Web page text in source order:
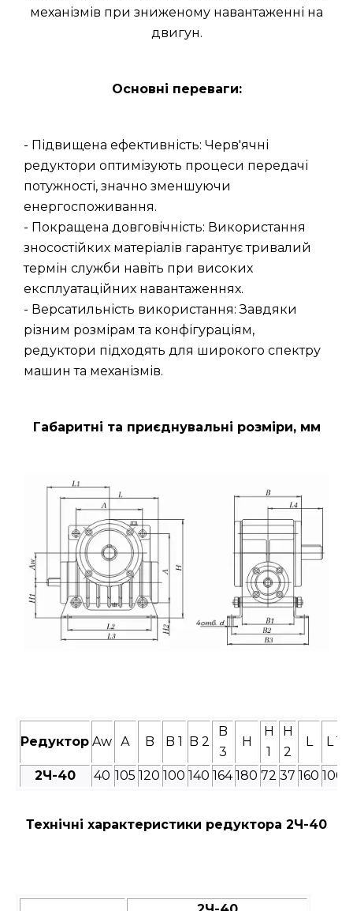
механізмів при зниженому навантаженні на
двигун.
Основні переваги:
- Підвищена ефективність: Черв'ячні
редуктори оптимізують процеси передачі
потужності, значно зменшуючи
енергоспоживання.
- Покращена довговічність: Використання
зносостійких матеріалів гарантує тривалий
термін служби навіть при високих
експлуатаційних навантаженнях.
- Версатильність використання: Завдяки
різним розмірам та конфігураціям,
редуктори підходять для широкого спектру
машин та механізмів.
Габаритні та приєднувальні розміри, мм
Редуктор Aw А B B 1 B 2
B
3
H
H
1
H
2
L L 1
2Ч-40 40 105 120 100 140 164 180 72 37 160 100
Технічні характеристики редуктора 2Ч-40